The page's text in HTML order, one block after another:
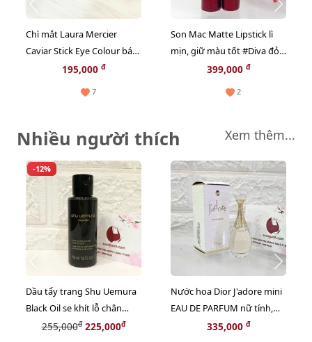
Chì mắt Laura Mercier
Caviar Stick Eye Colour bám
màu tốt, mịn lì #Strapless
195,000 đ
7
Son Mac Matte Lipstick lì
mịn, giữ màu tốt #Diva đỏ
rượu vang sang trọng,
399,000 đ
2
Nhiều người thích Xem thêm...
-12%
Dầu tẩy trang Shu Uemura
Black Oil se khít lỗ chân
lông, sạch bã nhờn - 50ml
255,000đ225,000đ
Nước hoa Dior J'adore mini
EAU DE PARFUM nữ tính,
sang trọng - EDP, 5ml.
335,000 đ